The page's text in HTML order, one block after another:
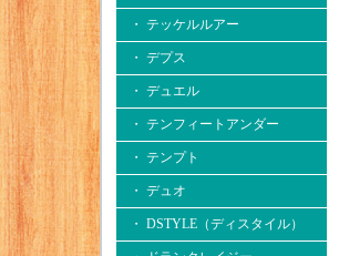
・ テッケルルアー
・ デプス
・ デュエル
・ テンフィートアンダー
・ テンプト
・ デュオ
・ DSTYLE（ディスタイル）